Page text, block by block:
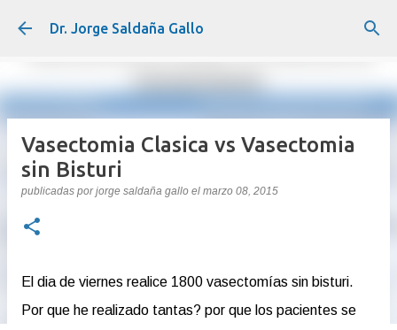
Ir al contenido principal
Dr. Jorge Saldaña Gallo
Vasectomia Clasica vs Vasectomia
sin Bisturi
publicadas porjorge saldaña gallo el marzo 08, 2015
El dia de viernes realice 1800 vasectomías sin bisturi.
Por que he realizado tantas? por que los pacientes se